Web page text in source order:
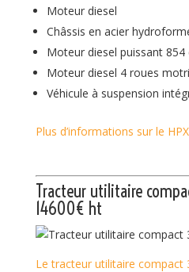
Moteur diesel
Châssis en acier
Moteur diesel puissant 854
Moteur diesel 4 roues
Véhicule à suspension
Plus d’informations sur le
Tracteur utilitaire
14600€ ht
Le tracteur utilitaire compact